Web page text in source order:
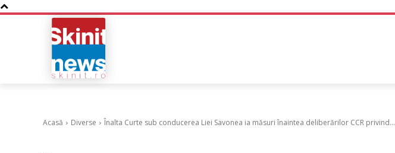
Acasă Diverse Înalta Curte sub conducerea Liei Savonea ia măsuri înaintea deliberărilor CCR privind...